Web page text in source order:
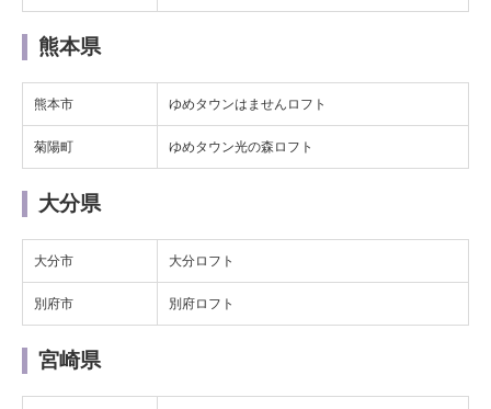
熊本県
熊本市 ゆめタウンはませんロフト
菊陽町 ゆめタウン光の森ロフト
大分県
大分市 大分ロフト
別府市 別府ロフト
宮崎県